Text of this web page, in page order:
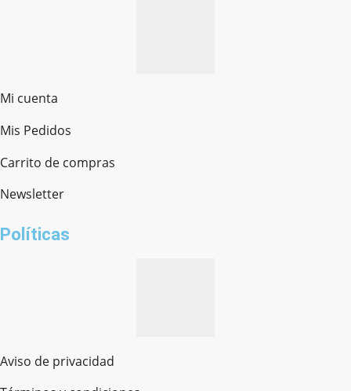
Mi cuenta
Mis Pedidos
Carrito de compras
Newsletter
Políticas
Aviso de privacidad